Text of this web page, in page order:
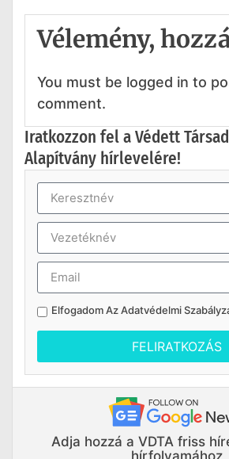
Vélemény,
You must be logged in to
comment.
Iratkozzon fel a Védett
Alapítvány hírlevelére!
Elfogadom AzAdatvédelmi
FELIRATKOZÁS
Adja hozzá a VDTA friss
hírfolyamához